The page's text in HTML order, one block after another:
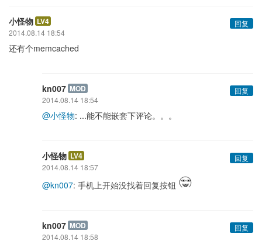
小怪物 LV4
回复
2014.08.14 18:54
还有个memcached
kn007 MOD
回复
2014.08.14 18:54
@小怪物: ...能不能嵌套下评论。。。
小怪物 LV4
回复
2014.08.14 18:57
@kn007: 手机上开始没找着回复按钮
kn007 MOD
回复
2014.08.14 18:58